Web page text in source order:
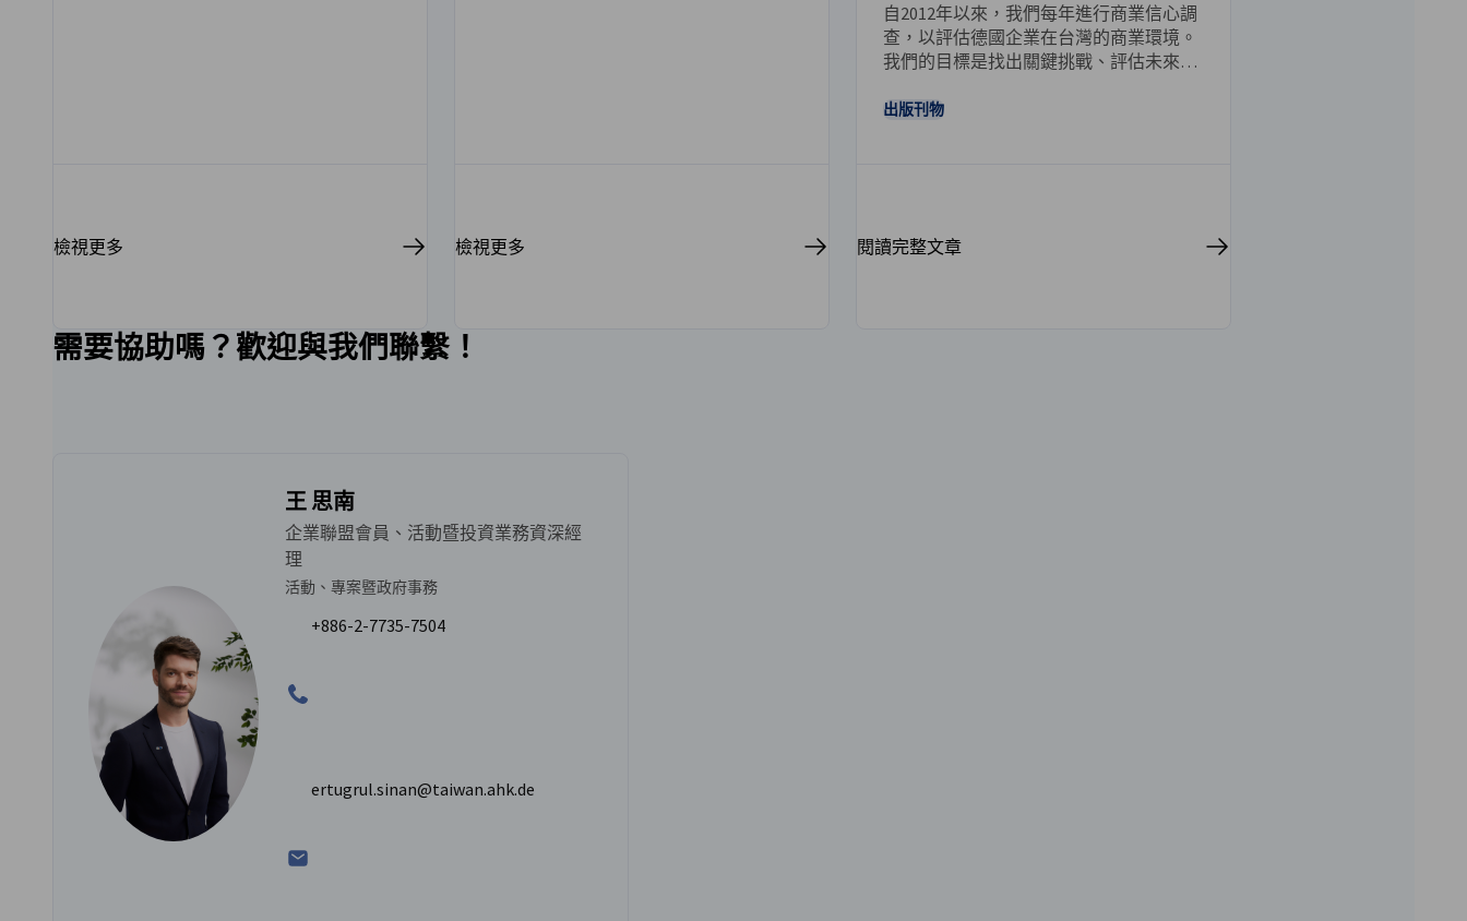
檢視更多 檢視更多
新聞
自2012年以來，我們每年進行商業信心調
查，以評估德國企業在台灣的商業環境。
我們的目標是找出關鍵挑戰、評估未來發
這項調查已成為了解德國企業在台灣經營
出版刊物
閱讀完整文章
需要協助嗎？歡迎與我們聯繫！
王 思南
企業聯盟會員、活動暨投資業務資深經
理
活動、專案暨政府事務
+886-2-7735-7504
ertugrul.sinan@taiwan.ahk.de